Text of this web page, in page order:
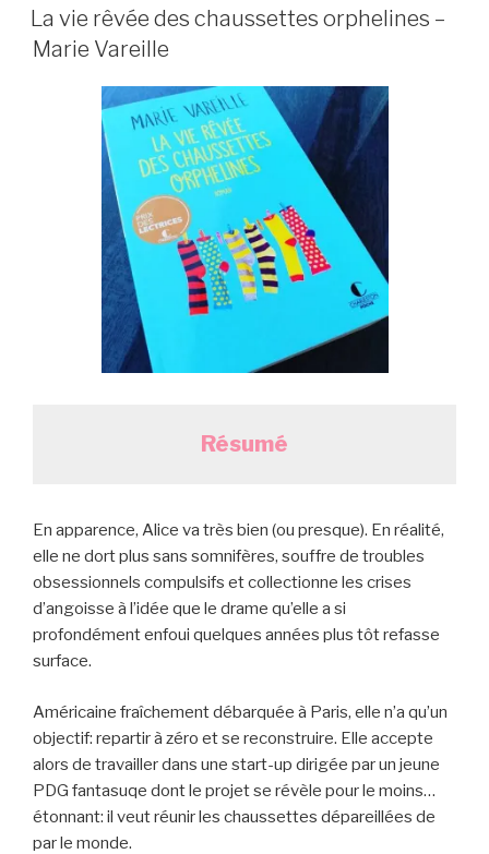
LE
La vie rêvée des chaussettes orphelines –
Marie Vareille
Résumé
En apparence, Alice va très bien (ou presque). En réalité,
elle ne dort plus sans somnifères, souffre de troubles
obsessionnels compulsifs et collectionne les crises
d’angoisse à l’idée que le drame qu’elle a si
profondément enfoui quelques années plus tôt refasse
surface.
Américaine fraîchement débarquée à Paris, elle n’a qu’un
objectif: repartir à zéro et se reconstruire. Elle accepte
alors de travailler dans une start-up dirigée par un jeune
PDG fantasuqe dont le projet se révèle pour le moins…
étonnant: il veut réunir les chaussettes dépareillées de
par le monde.